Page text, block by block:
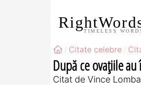
TIMELESS
Citate celebre
După ce ovaţiile
Citat de Vince